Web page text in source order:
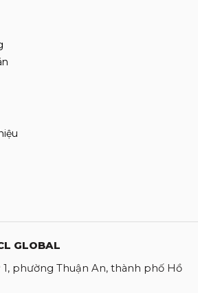
GLOBAL
1, phường Thuận An, thành phố Hồ